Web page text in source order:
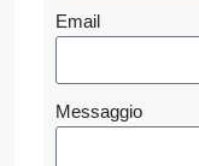
Email
Messaggio